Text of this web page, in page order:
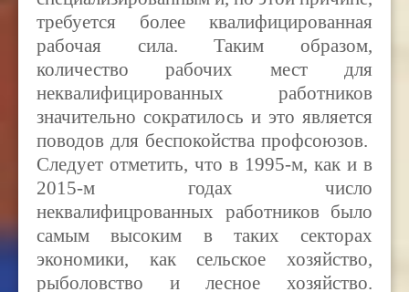
требуется более квалифицированная
рабочая сила. Таким образом,
количество рабочих мест для
неквалифицированных работников
значительно сократилось и это является
поводов для беспокойства профсоюзов.
Следует отметить, что в 1995-м, как и в
2015-м годах число
неквалифицрованных работников было
самым высоким в таких секторах
экономики, как сельское хозяйство,
рыболовство и лесное хозяйство.